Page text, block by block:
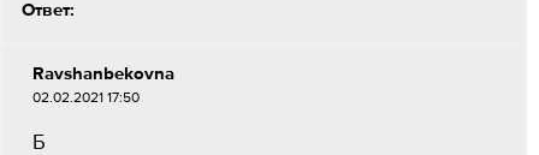
Ответ:
Ravshanbekovna
02.02.2021 17:50
Б